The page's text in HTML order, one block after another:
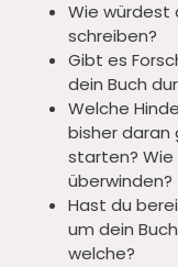
Wie würdest
schreiben?
Gibt es
dein Buch
Welche
bisher daran
starten?
überwinden?
Hast du
um dein
welche?